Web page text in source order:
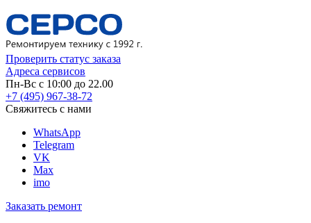
Проверить статус заказа
Адреса сервисов
Пн-Вс с 10:00 до 22.00
+7 (495) 967-38-72
Свяжитесь с нами
WhatsApp
Telegram
VK
Max
imo
Заказать ремонт